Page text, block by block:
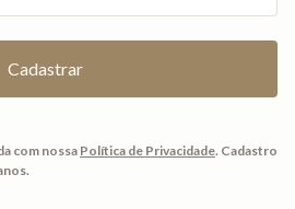
com nossa Política de Privacidade. Cadastro